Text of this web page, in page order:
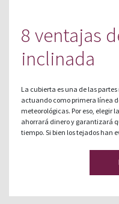
8 ventajas
inclinada
La cubierta es una de las
actuando como primera línea
meteorológicas. Por eso,
ahorrará dinero y garantizará
tiempo. Si bien los tejados han